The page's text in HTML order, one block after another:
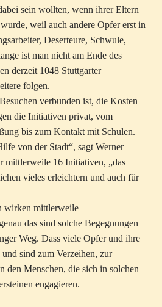
sein wollten, wenn ihrer Eltern
weil auch andere Opfer erst in
Deserteure, Schwule,
ist man nicht am Ende des
derzeit 1048 Stuttgarter
folgen.
verbunden ist, die Kosten
die Initiativen privat, vom
bis zum Kontakt mit Schulen.
von der Stadt“, sagt Werner
mittlerweile 16 Initiativen, „das
vieles erleichtern und auch für
wirken mittlerweile
das sind solche Begegnungen
Weg. Dass viele Opfer und ihre
sind zum Verzeihen, zur
den Menschen, die sich in solchen
engagieren.